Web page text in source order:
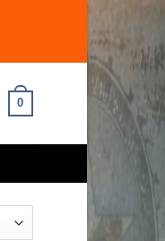
0